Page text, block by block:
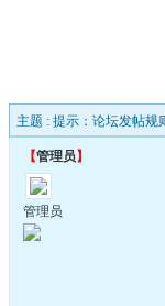
主题 : 提示：论坛发帖
【管理员 】
管理员